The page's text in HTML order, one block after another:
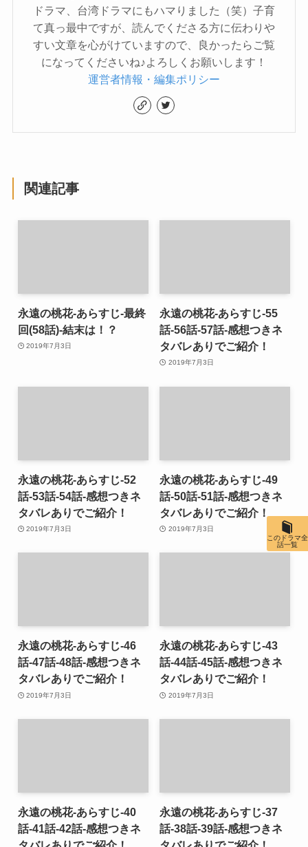
ドラマ、台湾ドラマにもハマりました（笑）子育
て真っ最中ですが、読んでくださる方に伝わりや
すい文章を心がけていますので、良かったらご覧
になってくださいね♪よろしくお願いします！
運営者情報・編集ポリシー
関連記事
永遠の桃花-あらすじ-最終
回(58話)-結末は！？
2019年7月3日
永遠の桃花-あらすじ-55
話-56話-57話-感想つきネ
タバレありでご紹介！
2019年7月3日
永遠の桃花-あらすじ-52
話-53話-54話-感想つきネ
タバレありでご紹介！
2019年7月3日
永遠の桃花-あらすじ-49
話-50話-51話-感想つきネ
タバレありでご紹介！
2019年7月3日
永遠の桃花-あらすじ-46
話-47話-48話-感想つきネ
タバレありでご紹介！
2019年7月3日
永遠の桃花-あらすじ-43
話-44話-45話-感想つきネ
タバレありでご紹介！
2019年7月3日
永遠の桃花-あらすじ-40
話-41話-42話-感想つきネ
永遠の桃花-あらすじ-37
話-38話-39話-感想つきネ
このドラマ全
話一覧